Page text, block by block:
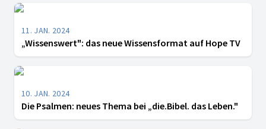
11. JAN. 2024
„Wissenswert": das neue Wissensformat auf Hope TV
10. JAN. 2024
Die Psalmen: neues Thema bei „die.Bibel. das Leben."